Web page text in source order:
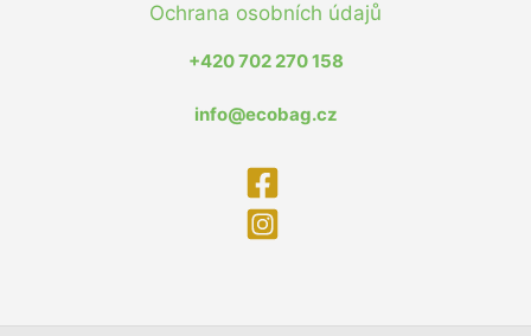
Ochrana osobních údajů
+420 702 270 158
info@ecobag.cz